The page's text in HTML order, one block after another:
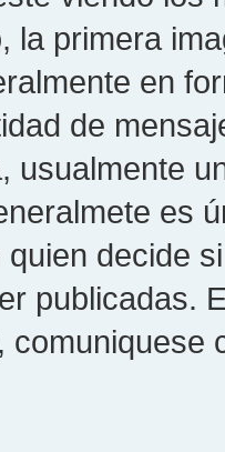
la primera
en
de
usualmente
es
decide
publicadas.
comuniquese